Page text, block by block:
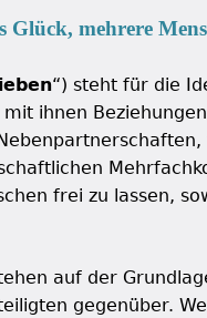
Glück, mehrere
“) steht für die
mit ihnen
frei zu lassen,
auf der
gegenüber.